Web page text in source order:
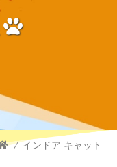
⁄ インドア キャット